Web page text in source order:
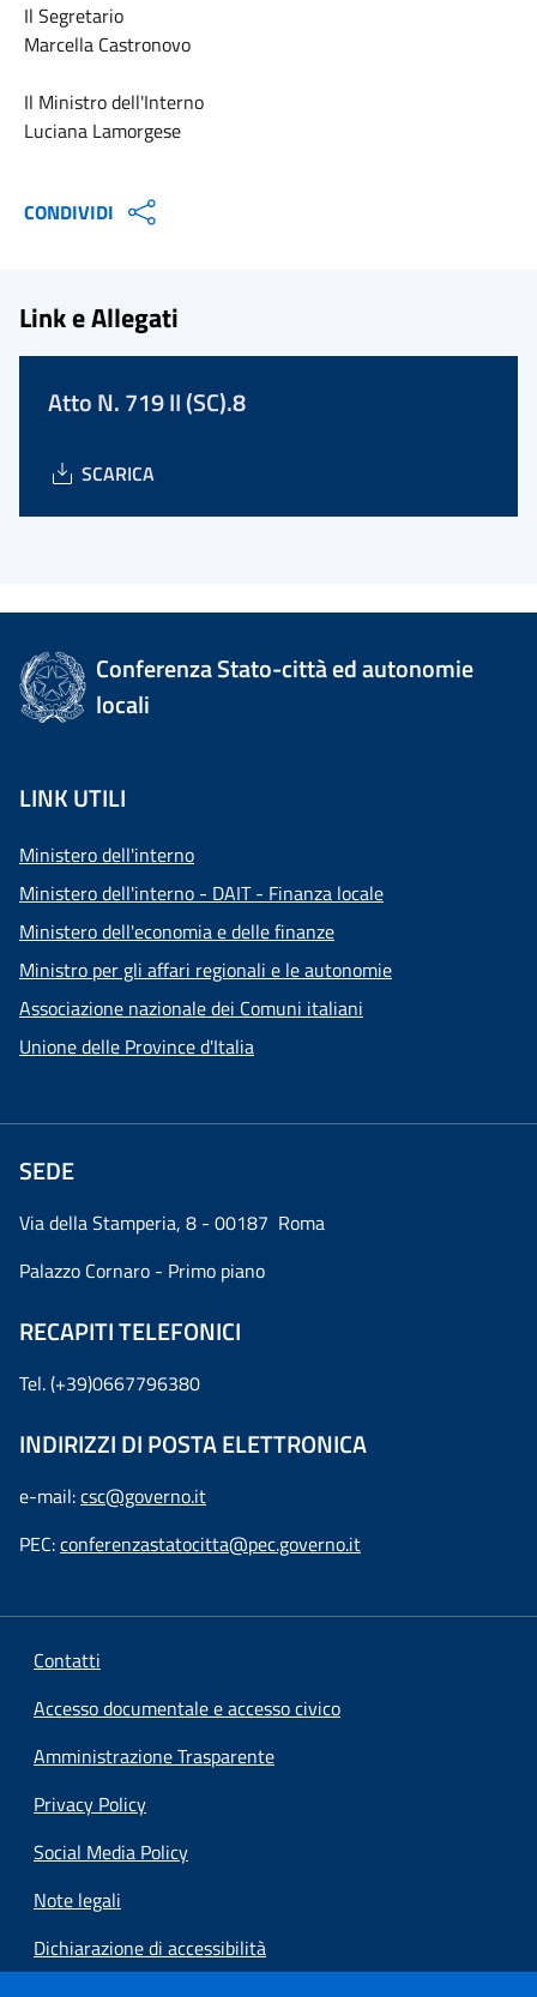
Il Segretario
Marcella Castronovo
Il Ministro dell'Interno
Luciana Lamorgese
CONDIVIDI
Link e Allegati
Atto N. 719 II (SC).8
SCARICA
Conferenza Stato-città ed autonomie
locali
LINK UTILI
Ministero dell'interno
Ministero dell'interno - DAIT - Finanza locale
Ministero dell'economia e delle finanze
Ministro per gli affari regionali e le autonomie
Associazione nazionale dei Comuni italiani
Unione delle Province d'Italia
SEDE
Via della Stamperia, 8 - 00187 Roma
Palazzo Cornaro - Primo piano
RECAPITI TELEFONICI
Tel. (+39)0667796380
INDIRIZZI DI POSTA ELETTRONICA
e-mail:csc@governo.it
PEC:conferenzastatocitta@pec.governo.it
Contatti
Accesso documentale e accesso civico
Amministrazione Trasparente
Privacy Policy
Social Media Policy
Note legali
Dichiarazione di accessibilità